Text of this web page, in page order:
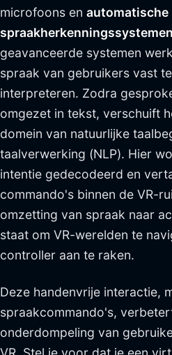
microfoons en automatische
geavanceerde systemen
spraak van gebruikers vast
interpreteren. Zodra
omgezet in tekst, verschuift
domein van natuurlijke
taalverwerking (NLP). Hier
intentie gedecodeerd en
commando's binnen de VR-
omzetting van spraak naar
staat om VR-werelden te
controller aan te raken.
Deze handenvrije interactie,
spraakcommando's,
onderdompeling van